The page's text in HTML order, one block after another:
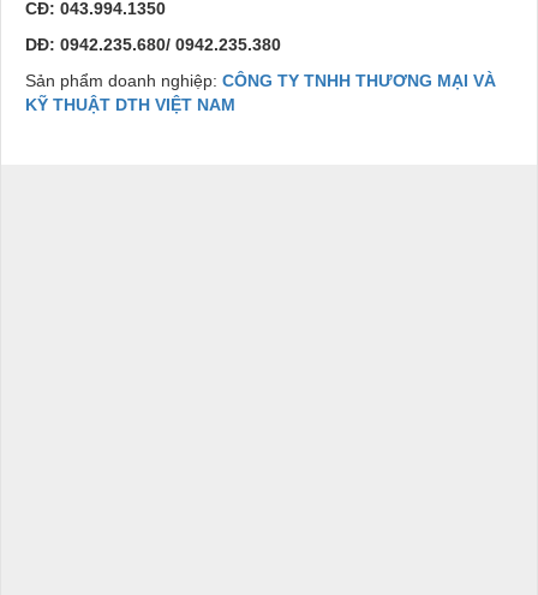
CĐ: 043.994.1350
DĐ: 0942.235.680/ 0942.235.380
Sản phẩm doanh nghiệp: CÔNG TY TNHH THƯƠNG MẠI VÀ
KỸ THUẬT DTH VIỆT NAM